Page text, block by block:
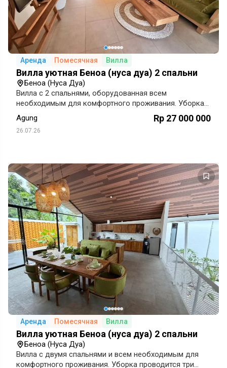
Аренда Помесячная Вилла
Вилла уютная Беноа (нуса дуа) 2 спальни
Беноа (Нуса Дуа)
Вилла с 2 спальнями, оборудованная всем
необходимым для комфортного проживания. Уборка
проводится 3 раза в неделю. На территории
расположены 6 больших бассейнов. До пляжей
с прозрачной водой и белым п…
Agung
26.07.26
Rp 27 000 000
Аренда Помесячная Вилла
Вилла уютная Беноа (нуса дуа) 2 спальни
Беноа (Нуса Дуа)
Вилла с двумя спальнями и всем необходимым для
комфортного проживания. Уборка проводится три